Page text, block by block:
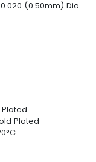
(0.50mm) Dia
Plated